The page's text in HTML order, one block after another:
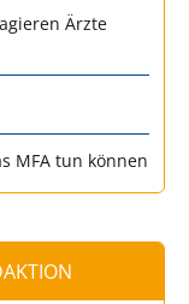
Ärzte
MFA tun können